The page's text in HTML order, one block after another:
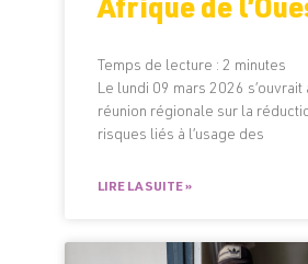
Afrique de
Temps de lecture : 2 minutes
Le lundi 09 mars 2026 s’ouvrait
réunion régionale sur la
risques liés à l’usage des
LIRE LA SUITE »